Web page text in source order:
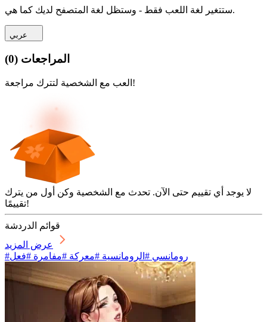
ستتغير لغة اللعب فقط - وستظل لغة المتصفح لديك كما هي.
عربي
المراجعات (
0
)
العب مع الشخصية لتترك مراجعة!
لا يوجد أي تقييم حتى الآن. تحدث مع الشخصية وكن أول من يترك
تقييمًا!
قوائم الدردشة
عرض المزيد
#رومانسي #الرومانسية #معركة #مفامرة #فعل